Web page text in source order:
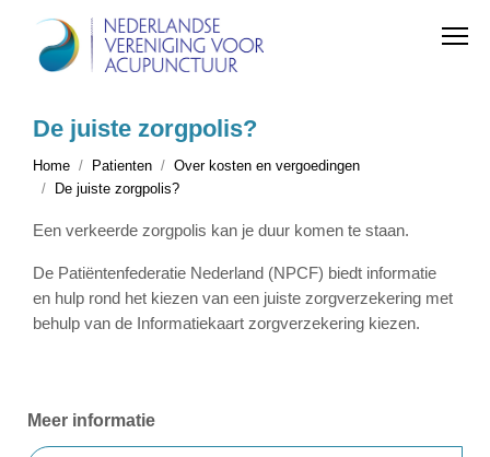
De juiste zorgpolis?
Home Patienten
Over kosten en vergoedingen
De juiste zorgpolis?
Een verkeerde zorgpolis kan je duur komen te staan.
De Patiëntenfederatie Nederland (NPCF) biedt informatie
en hulp rond het kiezen van een juiste zorgverzekering met
behulp van de Informatiekaart zorgverzekering kiezen.
Meer informatie